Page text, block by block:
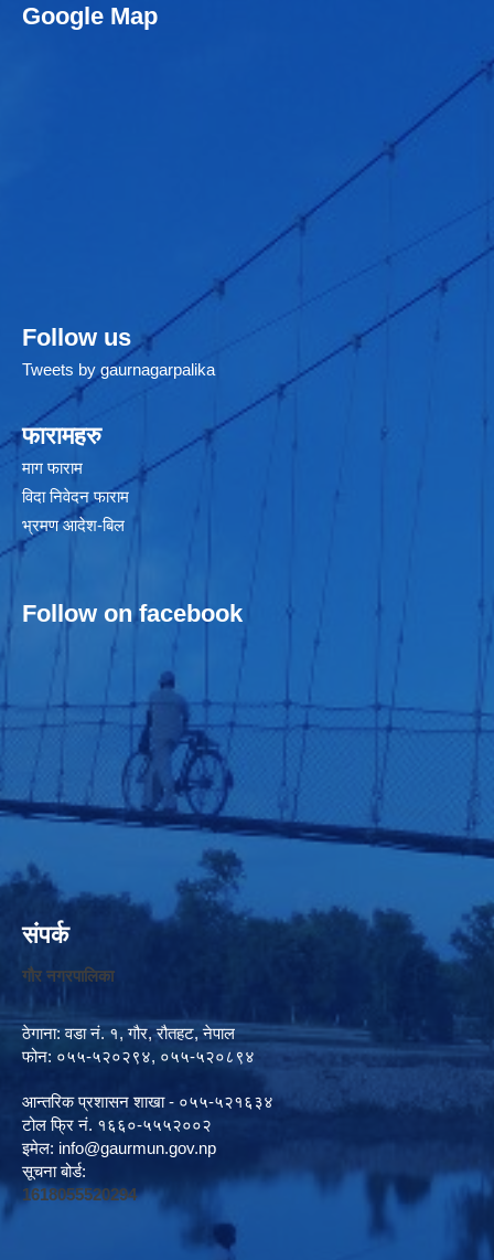
Google Map
Follow us
Tweets by gaurnagarpalika
फारामहरु
माग फाराम
विदा निवेदन फाराम
भ्रमण आदेश-बिल
Follow on facebook
संपर्क
गौर नगरपालिका
ठेगाना: वडा नं. १, गौर, रौतहट, नेपाल
फोन: ०५५-५२०२९४, ०५५-५२०८९४
आन्तरिक प्रशासन शाखा - ०५५-५२१६३४
टोल फ्रि नं. १६६०-५५५२००२
इमेल: info@gaurmun.gov.np
सूचना बोर्ड:
1618055520294